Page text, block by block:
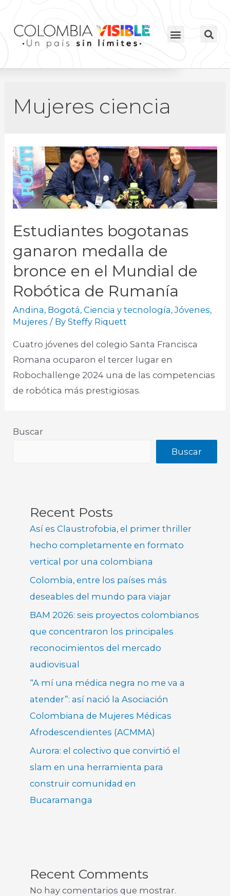
Mujeres ciencia
Estudiantes bogotanas
ganaron medalla de
bronce en el Mundial de
Robótica de Rumanía
Andina, Bogotá,Ciencia y tecnología,Jóvenes,
Mujeres / BySteffy Riquett
Cuatro jóvenes del colegio Santa Francisca
Romana ocuparon el tercer lugar en
Robochallenge 2024 una de las competencias
de robótica más prestigiosas.
Buscar
Buscar
Recent Posts
Así es Claustrofobia, el primer thriller
hecho completamente en formato
vertical por una colombiana
Colombia, entre los países más
deseables del mundo para viajar
BAM 2026: seis proyectos colombianos
que concentraron los principales
reconocimientos del mercado
audiovisual
“A mí una médica negra no me va a
atender”: así nació la Asociación
Colombiana de Mujeres Médicas
Afrodescendientes (ACMMA)
Aurora: el colectivo que convirtió el
slam en una herramienta para
construir comunidad en
Bucaramanga
Recent Comments
No hay comentarios que mostrar.